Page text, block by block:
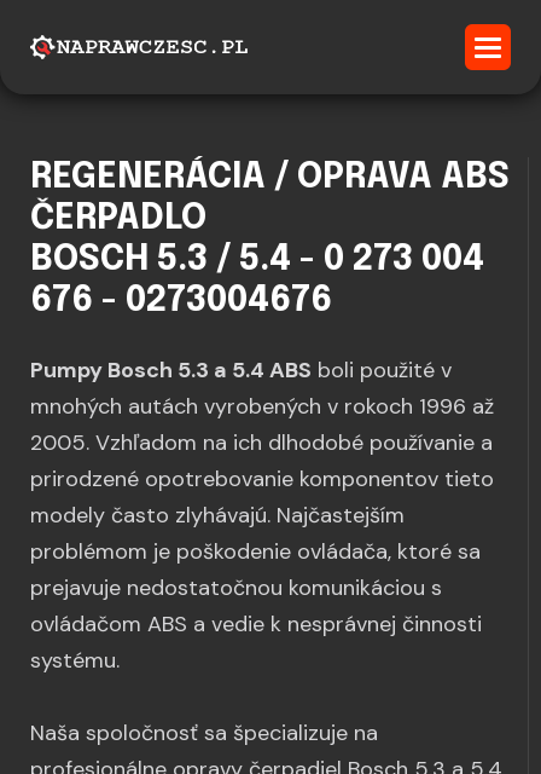
REGENERÁCIA / OPRAVA ABS
ČERPADLO
BOSCH 5.3 / 5.4 - 0 273 004
676 - 0273004676
Pumpy Bosch 5.3 a 5.4 ABS boli použité v
mnohých autách vyrobených v rokoch 1996 až
2005. Vzhľadom na ich dlhodobé používanie a
prirodzené opotrebovanie komponentov tieto
modely často zlyhávajú. Najčastejším
problémom je poškodenie ovládača, ktoré sa
prejavuje nedostatočnou komunikáciou s
ovládačom ABS a vedie k nesprávnej činnosti
systému.
Naša spoločnosť sa špecializuje na